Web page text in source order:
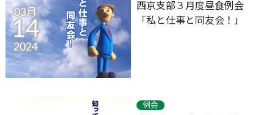
03月
14
2024
西京支部３月度昼食例会
「私と仕事と同友会！」
例会